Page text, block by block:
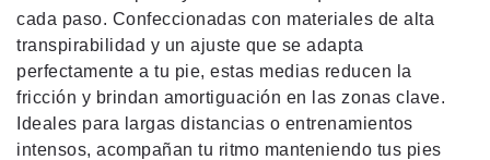
e
c
c
i
cada paso. Confeccionadas con materiales de alta
transpirabilidad y un ajuste que se adapta
perfectamente a tu pie, estas medias reducen la
fricción y brindan amortiguación en las zonas clave.
Ideales para largas distancias o entrenamientos
intensos, acompañan tu ritmo manteniendo tus pies